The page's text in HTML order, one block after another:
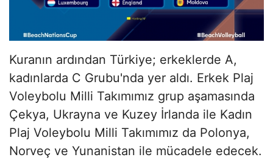
Kuranın ardından Türkiye; erkeklerde A,
kadınlarda C Grubu'nda yer aldı. Erkek Plaj
Voleybolu Milli Takımımız grup aşamasında
Çekya, Ukrayna ve Kuzey İrlanda ile Kadın
Plaj Voleybolu Milli Takımımız da Polonya,
Norveç ve Yunanistan ile mücadele edecek.